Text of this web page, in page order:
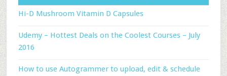
Hi-D Mushroom Vitamin D Capsules
Udemy – Hottest Deals on the Coolest Courses – July
2016
How to use Autogrammer to upload, edit & schedule